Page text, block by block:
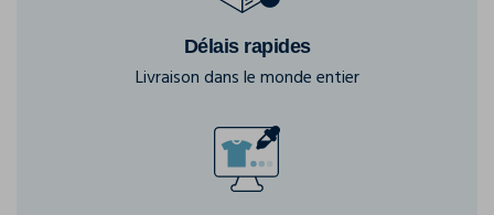
Délais rapides
Livraison dans le monde entier